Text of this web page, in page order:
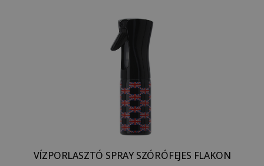
VÍZPORLASZTÓ SPRAY SZÓRÓFEJES FLAKON